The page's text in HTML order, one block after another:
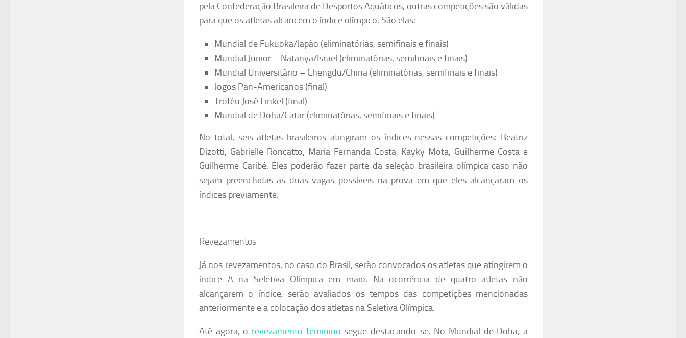
pela Confederação Brasileira de Desportos Aquáticos, outras competições são válidas
para que os atletas alcancem o índice olímpico. São elas:
Mundial de Fukuoka/Japão (eliminatórias, semifinais e finais)
Mundial Junior – Natanya/Israel (eliminatórias, semifinais e finais)
Mundial Universitário – Chengdu/China (eliminatórias, semifinais e finais)
Jogos Pan-Americanos (final)
Troféu José Finkel (final)
Mundial de Doha/Catar (eliminatórias, semifinais e finais)
No total, seis atletas brasileiros atingiram os índices nessas competições: Beatriz
Dizotti, Gabrielle Roncatto, Maria Fernanda Costa, Kayky Mota, Guilherme Costa e
Guilherme Caribé. Eles poderão fazer parte da seleção brasileira olímpica caso não
sejam preenchidas as duas vagas possíveis na prova em que eles alcançaram os
índices previamente.
Revezamentos
Já nos revezamentos, no caso do Brasil, serão convocados os atletas que atingirem o
índice A na Seletiva Olímpica em maio. Na ocorrência de quatro atletas não
alcançarem o índice, serão avaliados os tempos das competições mencionadas
anteriormente e a colocação dos atletas na Seletiva Olímpica.
Até agora, o revezamento feminino segue destacando-se. No Mundial de Doha, a